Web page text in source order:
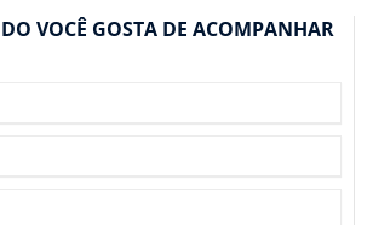
VOCÊ GOSTA DE ACOMPANHAR